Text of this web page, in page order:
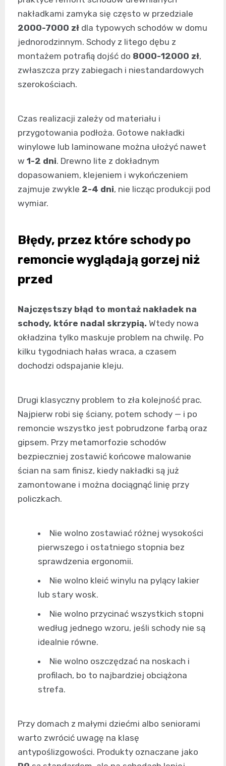
nakładkami zamyka się często w przedziale
2000-7000 zł dla typowych schodów w domu
jednorodzinnym. Schody z litego dębu z
montażem potrafią dojść do 8000-12000 zł,
zwłaszcza przy zabiegach i niestandardowych
szerokościach.
Czas realizacji zależy od materiału i
przygotowania podłoża. Gotowe nakładki
winylowe lub laminowane można ułożyć nawet
w 1-2 dni. Drewno lite z dokładnym
dopasowaniem, klejeniem i wykończeniem
zajmuje zwykle 2-4 dni, nie licząc produkcji pod
wymiar.
Błędy, przez które schody po
remoncie wyglądają gorzej niż
przed
Najczęstszy błąd to montaż nakładek na
schody, które nadal skrzypią. Wtedy nowa
okładzina tylko maskuje problem na chwilę. Po
kilku tygodniach hałas wraca, a czasem
dochodzi odspajanie kleju.
Drugi klasyczny problem to zła kolejność prac.
Najpierw robi się ściany, potem schody — i po
remoncie wszystko jest pobrudzone farbą oraz
gipsem. Przy metamorfozie schodów
bezpieczniej zostawić końcowe malowanie
ścian na sam finisz, kiedy nakładki są już
zamontowane i można dociągnąć linię przy
policzkach.
Nie wolno zostawiać różnej wysokości
pierwszego i ostatniego stopnia bez
sprawdzenia ergonomii.
Nie wolno kleić winylu na pylący lakier
lub stary wosk.
Nie wolno przycinać wszystkich stopni
według jednego wzoru, jeśli schody nie są
idealnie równe.
Nie wolno oszczędzać na noskach i
profilach, bo to najbardziej obciążona
strefa.
Przy domach z małymi dziećmi albo seniorami
warto zwrócić uwagę na klasę
antypoślizgowości. Produkty oznaczane jako